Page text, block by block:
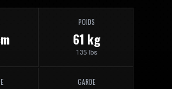
POIDS
61 kg
135 lbs
GARDE